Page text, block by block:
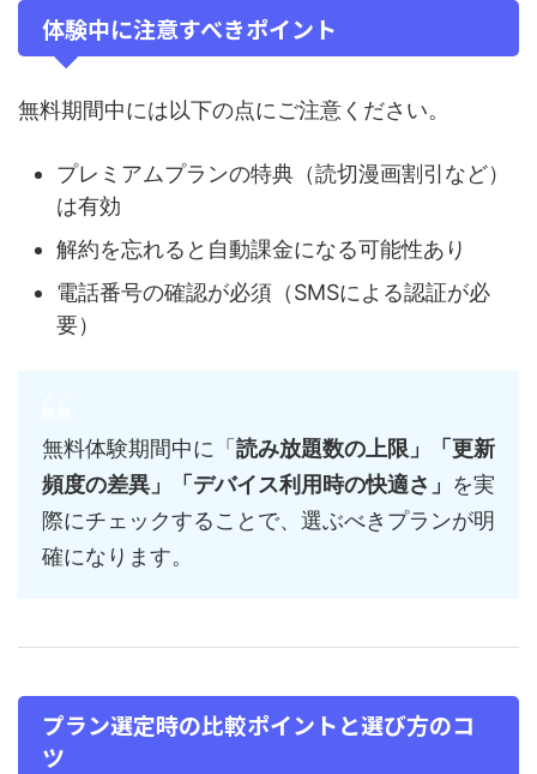
体験中に注意すべきポイント
無料期間中には以下の点にご注意ください。
プレミアムプランの特典（読切漫画割引など）
は有効
解約を忘れると自動課金になる可能性あり
電話番号の確認が必須（SMSによる認証が必
要）
無料体験期間中に「読み放題数の上限」「更新
頻度の差異」「デバイス利用時の快適さ」 を実
際にチェックすることで、選ぶべきプランが明
確になります。
プラン選定時の比較ポイントと選び方のコ
ツ